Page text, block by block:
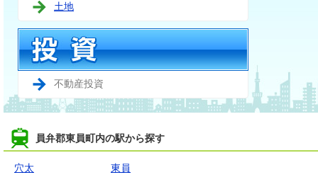
土地
不動産投資
員弁郡東員町内の駅から探す
穴太 東員